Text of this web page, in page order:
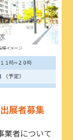
展者募集
業者について